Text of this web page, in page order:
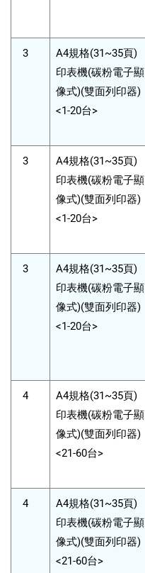
3
A4規格(31~35頁)
印表機(碳粉電子顯
像式)(雙面列印器)
<1-20台>
3
A4規格(31~35頁)
印表機(碳粉電子顯
像式)(雙面列印器)
<1-20台>
3
A4規格(31~35頁)
印表機(碳粉電子顯
像式)(雙面列印器)
<1-20台>
4
A4規格(31~35頁)
印表機(碳粉電子顯
像式)(雙面列印器)
<21-60台>
4
A4規格(31~35頁)
印表機(碳粉電子顯
像式)(雙面列印器)
<21-60台>